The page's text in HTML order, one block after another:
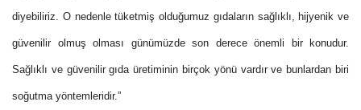
diyebiliriz. O nedenle tüketmiş olduğumuz gıdaların sağlıklı, hijyenik ve
güvenilir olmuş olması günümüzde son derece önemli bir konudur.
Sağlıklı ve güvenilir gıda üretiminin birçok yönü vardır ve bunlardan biri
soğutma yöntemleridir.”